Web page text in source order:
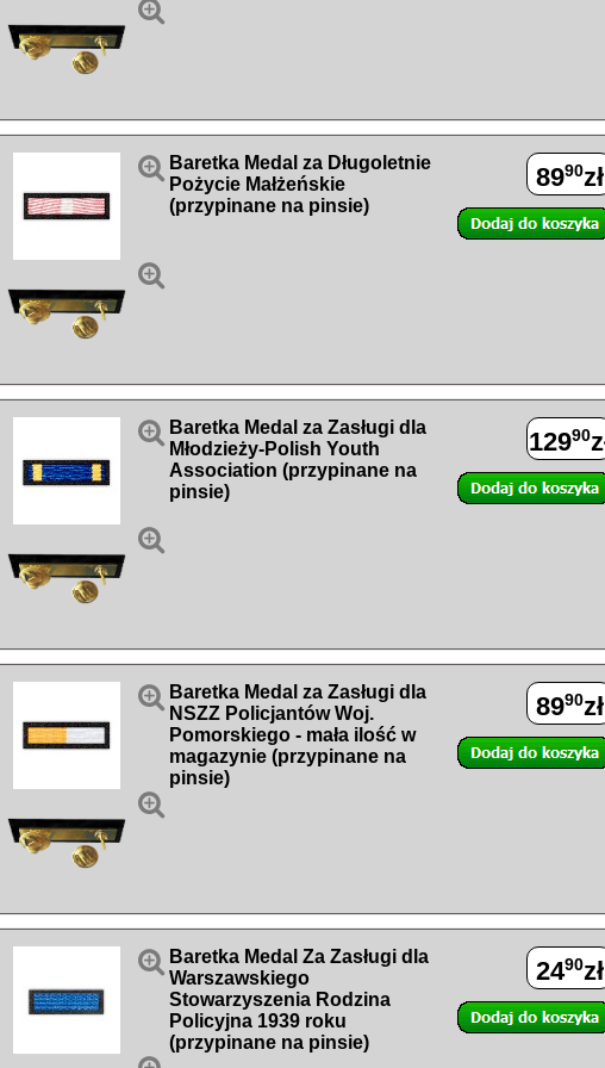



Baretka Medal za Długoletnie
Pożycie Małżeńskie
(przypinane na pinsie)
8990zł


Baretka Medal za Zasługi dla
Młodzieży-Polish Youth
Association (przypinane na
pinsie)
12990


Baretka Medal za Zasługi dla
NSZZ Policjantów Woj.
Pomorskiego - mała ilość w
magazynie (przypinane na
pinsie)
8990zł
 Baretka Medal Za Zasługi dla
Warszawskiego
Stowarzyszenia Rodzina
Policyjna 1939 roku
(przypinane na pinsie)
2490zł